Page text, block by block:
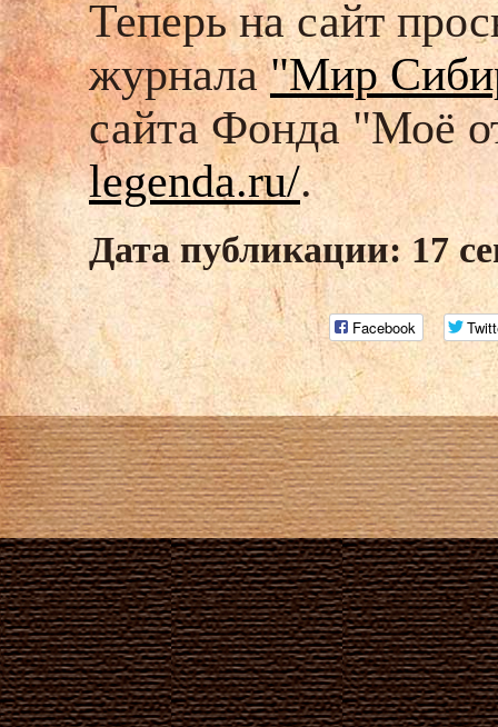
Теперь на сайт
журнала"Мир
сайта Фонда "Моё
legenda.ru/.
Дата публикации: 17
Facebook